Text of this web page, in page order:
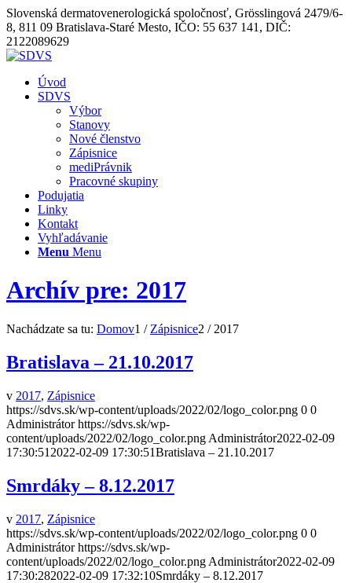
Slovenská dermatovenerologická spoločnosť, Grösslingová 2479/6-
8, 811 09 Bratislava-Staré Mesto, IČO: 55 637 141, DIČ:
2122089629
Úvod
SDVS
Výbor
Stanovy
Nové členstvo
Zápisnice
mediPrávnik
Pracovné skupiny
Podujatia
Linky
Kontakt
Vyhľadávanie
Menu Menu
Archív pre: 2017
Nachádzate sa tu: Domov1 / Zápisnice2 / 2017
Bratislava – 21.10.2017
v 2017, Zápisnice
https://sdvs.sk/wp-content/uploads/2022/02/logo_color.png 0 0
Administrátor https://sdvs.sk/wp-
content/uploads/2022/02/logo_color.png Administrátor2022-02-09
17:30:51 2022-02-09 17:30:51Bratislava – 21.10.2017
Smrdáky – 8.12.2017
v 2017, Zápisnice
https://sdvs.sk/wp-content/uploads/2022/02/logo_color.png 0 0
Administrátor https://sdvs.sk/wp-
content/uploads/2022/02/logo_color.png Administrátor2022-02-09
17:30:282022-02-09 17:32:10Smrdáky – 8.12.2017